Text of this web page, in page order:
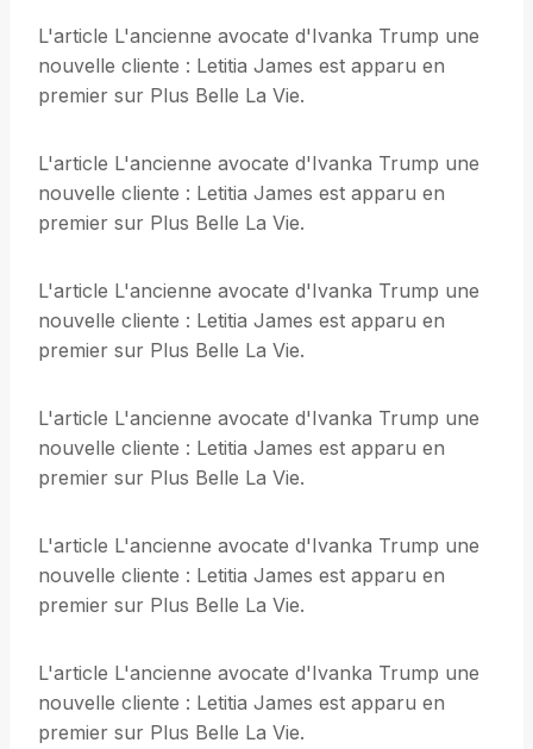
L'article L'ancienne avocate d'Ivanka Trump une
nouvelle cliente : Letitia James est apparu en
premier sur Plus Belle La Vie.
L'article L'ancienne avocate d'Ivanka Trump une
nouvelle cliente : Letitia James est apparu en
premier sur Plus Belle La Vie.
L'article L'ancienne avocate d'Ivanka Trump une
nouvelle cliente : Letitia James est apparu en
premier sur Plus Belle La Vie.
L'article L'ancienne avocate d'Ivanka Trump une
nouvelle cliente : Letitia James est apparu en
premier sur Plus Belle La Vie.
L'article L'ancienne avocate d'Ivanka Trump une
nouvelle cliente : Letitia James est apparu en
premier sur Plus Belle La Vie.
L'article L'ancienne avocate d'Ivanka Trump une
nouvelle cliente : Letitia James est apparu en
premier sur Plus Belle La Vie.